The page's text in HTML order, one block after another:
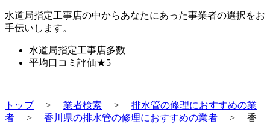
水道局指定工事店の中からあなたにあった事業者の選択をお
手伝いします。
水道局指定工事店多数
平均口コミ評価★5
トップ> 業者検索 > 排水管の修理におすすめの業
者 > 香川県の排水管の修理におすすめの業者 > 香